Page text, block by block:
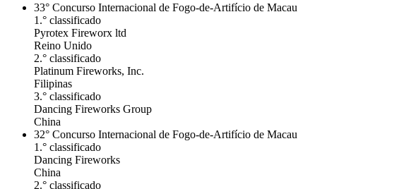
33° Concurso Internacional de Fogo-de-Artifício de Macau
1.° classificado
Pyrotex Fireworx ltd
Reino Unido
2.° classificado
Platinum Fireworks, Inc.
Filipinas
3.° classificado
Dancing Fireworks Group
China
32° Concurso Internacional de Fogo-de-Artifício de Macau
1.° classificado
Dancing Fireworks
China
2.° classificado